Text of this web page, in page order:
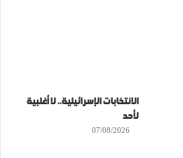
الانتخابات الإسرائيلية.. لا أغلبية
لأحد
07/08/2026